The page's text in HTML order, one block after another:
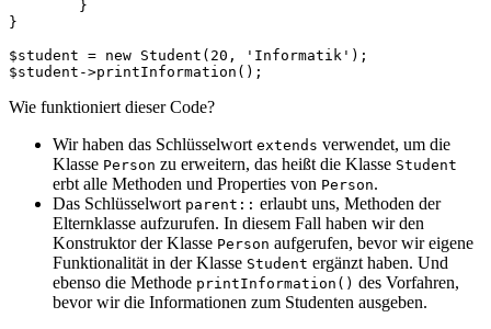
}
$student = new Student(20, 'Informatik');
Wie funktioniert dieser Code?
Wir haben das Schlüsselwort extends verwendet, um die
Klasse Person zu erweitern, das heißt die Klasse Student
erbt alle Methoden und Properties von Person.
Das Schlüsselwort parent:: erlaubt uns, Methoden der
Elternklasse aufzurufen. In diesem Fall haben wir den
Konstruktor der Klasse Person aufgerufen, bevor wir eigene
Funktionalität in der Klasse Student ergänzt haben. Und
ebenso die Methode printInformation() des Vorfahren,
bevor wir die Informationen zum Studenten ausgeben.